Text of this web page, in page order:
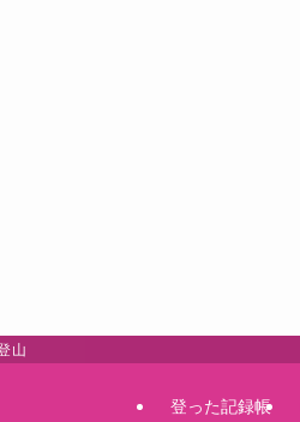
山
登った記録帳